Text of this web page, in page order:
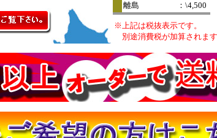
離島 ：\4,500
※上記は税抜表示です。
別途消費税が加算されます